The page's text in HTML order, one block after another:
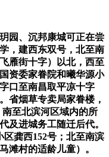
、沉邦康城可正在尝
，建西东双号，北至南
雁街十字）以北，西至
资委家眷院和曦华源小
口至南昌取平凉十字
省烟草专卖局家眷楼，
至北滨河区域内的所
及进城务工随迁后代。
区龚西152号；北至南滨
滩村的适龄儿童）。